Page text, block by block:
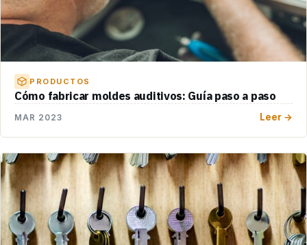
PRODUCTOS
Cómo fabricar moldes auditivos: Guía paso a paso
MAR 2023 Leer →